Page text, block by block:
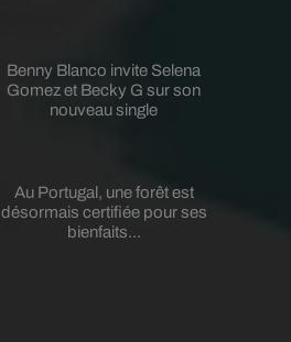
Benny Blanco invite Selena
Gomez et Becky G sur son
nouveau single
Au Portugal, une forêt est
désormais certifiée pour ses
bienfaits...